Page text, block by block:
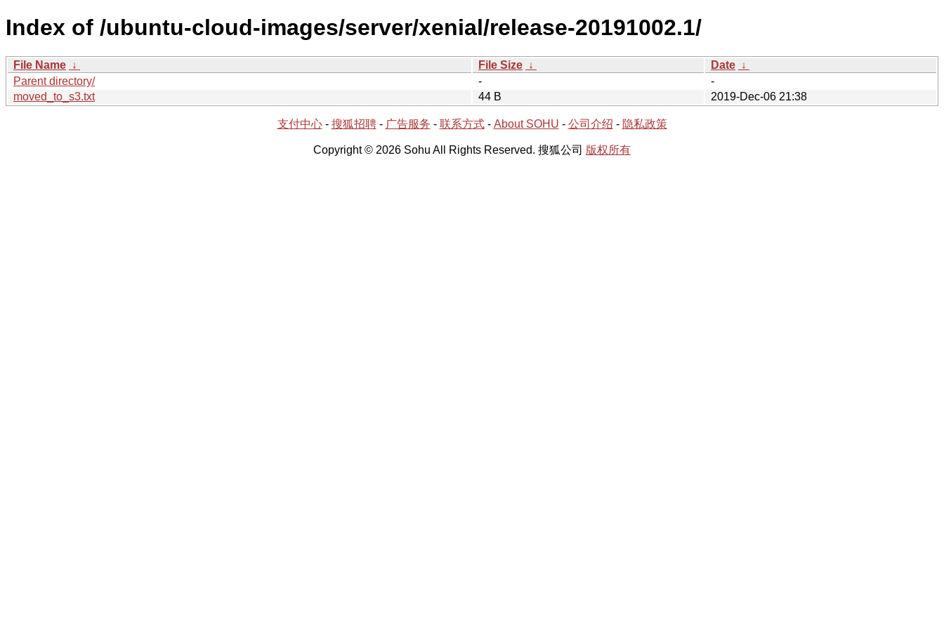
Index of /ubuntu-cloud-images/server/xenial/release-20191002.1/
File Name ↓ File Size ↓ Date ↓
Parent directory/
-
-
moved_to_s3.txt
44 B 2019-Dec-06 21:38
支付中心- 搜狐招聘- 广告服务 - 联系方式- About SOHU - 公司介绍 - 隐私政策
Copyright © 2026 Sohu All Rights Reserved. 搜狐公司 版权所有